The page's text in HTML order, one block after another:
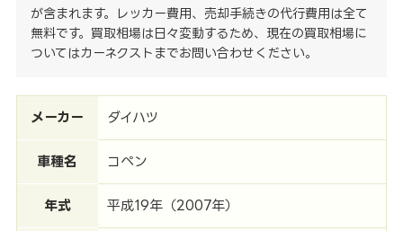
が含まれます。レッカー費用、売却手続きの代行費用は全て
無料です。買取相場は日々変動するため、現在の買取相場に
ついてはカーネクストまでお問い合わせください。
メーカー ダイハツ
車種名 コペン
年式 平成19年（2007年）